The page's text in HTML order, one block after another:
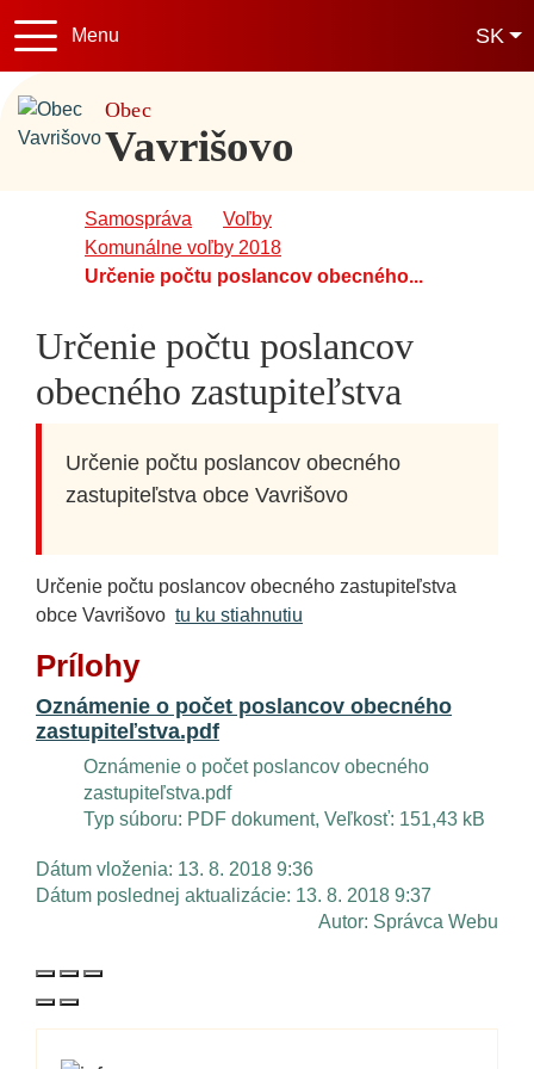
Menu
+421 44 5271 073
SK
Obec
Vavrišovo
Úvodná stránka
Samospráva Voľby
Určenie počtu poslancov obecného...
obecného zastupiteľstva
zastupiteľstva obce Vavrišovo
Určenie počtu poslancov obecného zastupiteľstva
obce Vavrišovotu ku stiahnutiu
Oznámenie o počet poslancov obecného
zastupiteľstva.pdf
Oznámenie o počet poslancov obecného
zastupiteľstva.pdf
Typ súboru: PDF dokument, Veľkosť: 151,43 kB
Dátum poslednej aktualizácie: 13. 8. 2018 9:37
Autor: Správca Webu